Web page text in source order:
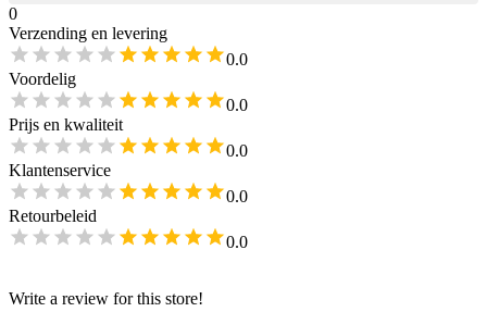
0
Verzending en levering
0.0
Voordelig
0.0
Prijs en kwaliteit
0.0
Klantenservice
0.0
Retourbeleid
0.0
Write a review for this store!